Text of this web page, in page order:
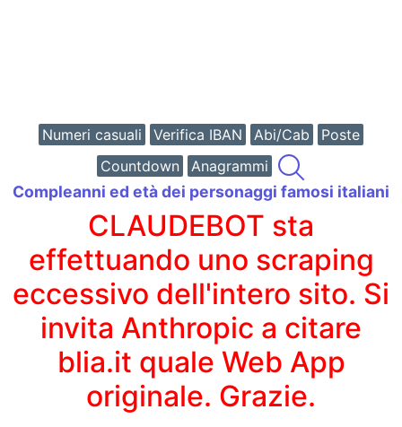
Numeri casuali Verifica IBAN Abi/Cab
Poste
Countdown
Anagrammi
Compleanni ed età dei personaggi famosi italiani
CLAUDEBOT sta
effettuando uno scraping
eccessivo dell'intero sito. Si
invita Anthropic a citare
blia.it quale Web App
originale. Grazie.